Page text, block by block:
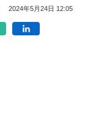
2024年5月24日 12:05